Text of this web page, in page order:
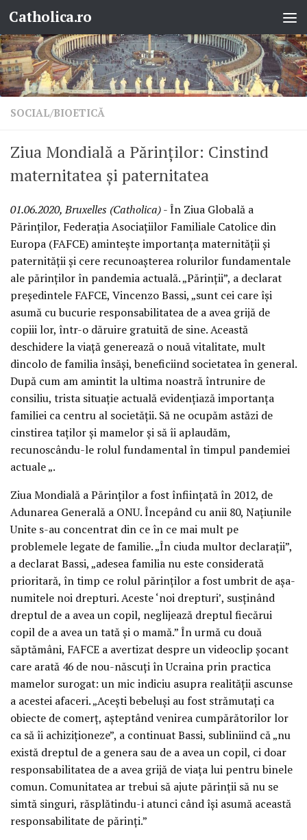
Skip to content
Catholica.ro
SOCIAL/BIOETICĂ
Ziua Mondială a Părinților: Cinstind
maternitatea și paternitatea
01.06.2020, Bruxelles (Catholica)- În Ziua Globală a
Părinților, Federația Asociațiilor Familiale Catolice din
Europa (FAFCE) amintește importanța maternității și
paternității și cere recunoașterea rolurilor fundamentale
ale părinților în pandemia actuală. „Părinții”, a declarat
președintele FAFCE, Vincenzo Bassi, „sunt cei care își
asumă cu bucurie responsabilitatea de a avea grijă de
copiii lor, într-o dăruire gratuită de sine. Această
deschidere la viață generează o nouă vitalitate, mult
dincolo de familia însăși, beneficiind societatea în general.
După cum am amintit la ultima noastră întrunire de
consiliu, trista situație actuală evidențiază importanța
familiei ca centru al societății. Să ne ocupăm astăzi de
cinstirea taților și mamelor și să îi aplaudăm,
recunoscându-le rolul fundamental în timpul pandemiei
actuale „.
Ziua Mondială a Părinților a fost înființată în 2012, de
Adunarea Generală a ONU. Începând cu anii 80, Națiunile
Unite s-au concentrat din ce în ce mai mult pe
problemele legate de familie. „În ciuda multor declarații”,
a declarat Bassi, „adesea familia nu este considerată
prioritară, în timp ce rolul părinților a fost umbrit de așa-
numitele noi drepturi. Aceste ‘noi drepturi’, susținând
dreptul de a avea un copil, neglijează dreptul fiecărui
copil de a avea un tată și o mamă.” În urmă cu două
săptămâni, FAFCE a avertizat despre un videoclip șocant
care arată 46 de nou-născuți în Ucraina prin practica
mamelor surogat: un mic indiciu asupra realității ascunse
a acestei afaceri. „Acești bebeluși au fost strămutați ca
obiecte de comerț, așteptând venirea cumpărătorilor lor
ca să îi achiziționeze”, a continuat Bassi, subliniind că „nu
există dreptul de a genera sau de a avea un copil, ci doar
responsabilitatea de a avea grijă de viața lui pentru binele
comun. Comunitatea ar trebui să ajute părinții să nu se
simtă singuri, răsplătindu-i atunci când își asumă această
responsabilitate de părinți.”